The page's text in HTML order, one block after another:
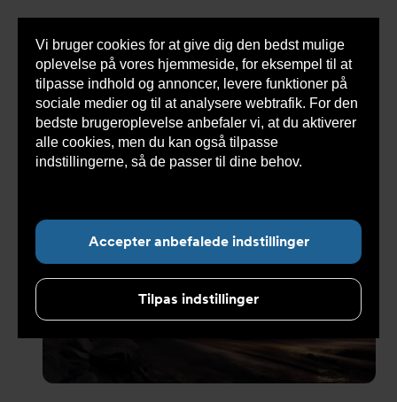
Vi bruger cookies for at give dig den bedst mulige
oplevelse på vores hjemmeside, for eksempel til at
tilpasse indhold og annoncer, levere funktioner på
sociale medier og til at analysere webtrafik. For den
bedste brugeroplevelse anbefaler vi, at du aktiverer
alle cookies, men du kan også tilpasse
indstillingerne, så de passer til dine behov.
Accepter anbefalede indstillinger
Tilpas indstillinger
Undermenu for ”Bæredygtighed”